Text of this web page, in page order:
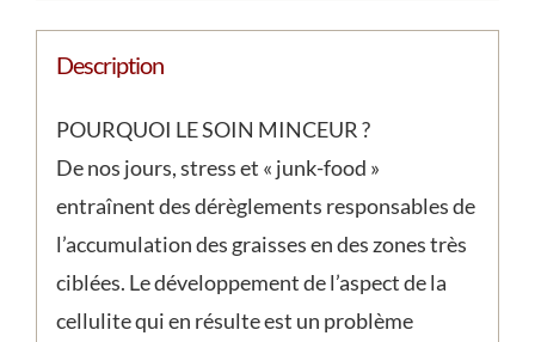
Description
POURQUOI LE SOIN MINCEUR ?
De nos jours, stress et « junk-food »
entraînent des dérèglements responsables de
l’accumulation des graisses en des zones très
ciblées. Le développement de l’aspect de la
cellulite qui en résulte est un problème